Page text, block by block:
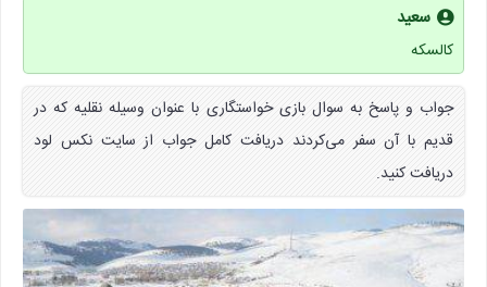
سعید
کالسکه
جواب و پاسخ به سوال بازی خواستگاری با عنوان وسیله نقلیه که در
قدیم با آن سفر می‌کردند دریافت کامل جواب از سایت نکس لود
دریافت کنید.